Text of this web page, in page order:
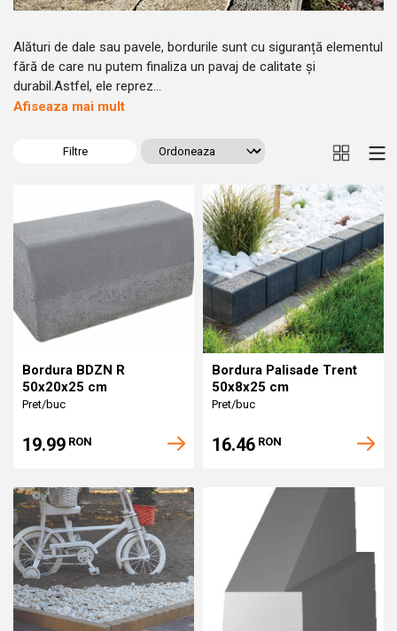
Alături de dale sau pavele, bordurile sunt cu siguranță elementul
fără de care nu putem finaliza un pavaj de calitate și
durabil.Astfel, ele reprez...
Afiseaza mai mult
Filtre
Bordura BDZN R
50x20x25 cm
Pret/buc
19.99 RON
Bordura Palisade Trent
50x8x25 cm
Pret/buc
16.46 RON